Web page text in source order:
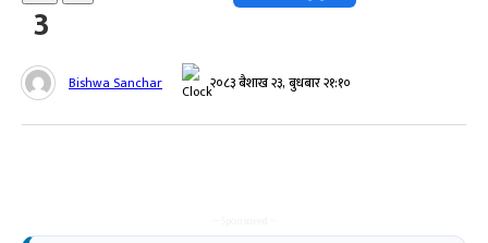
3
Bishwa Sanchar २०८३ बैशाख २३, बुधबार २१:१०